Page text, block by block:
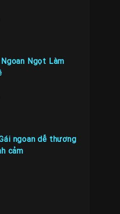
Ngọt Làm
ngoan dễ thương
cảm